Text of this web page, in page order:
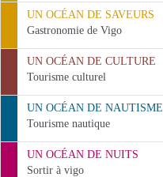
UN OCÉAN DE SAVEURS
Gastronomie de Vigo
UN OCÉAN DE CULTURE
Tourisme culturel
UN OCÉAN DE NAUTISME
Tourisme nautique
UN OCÉAN DE NUITS
Sortir à vigo